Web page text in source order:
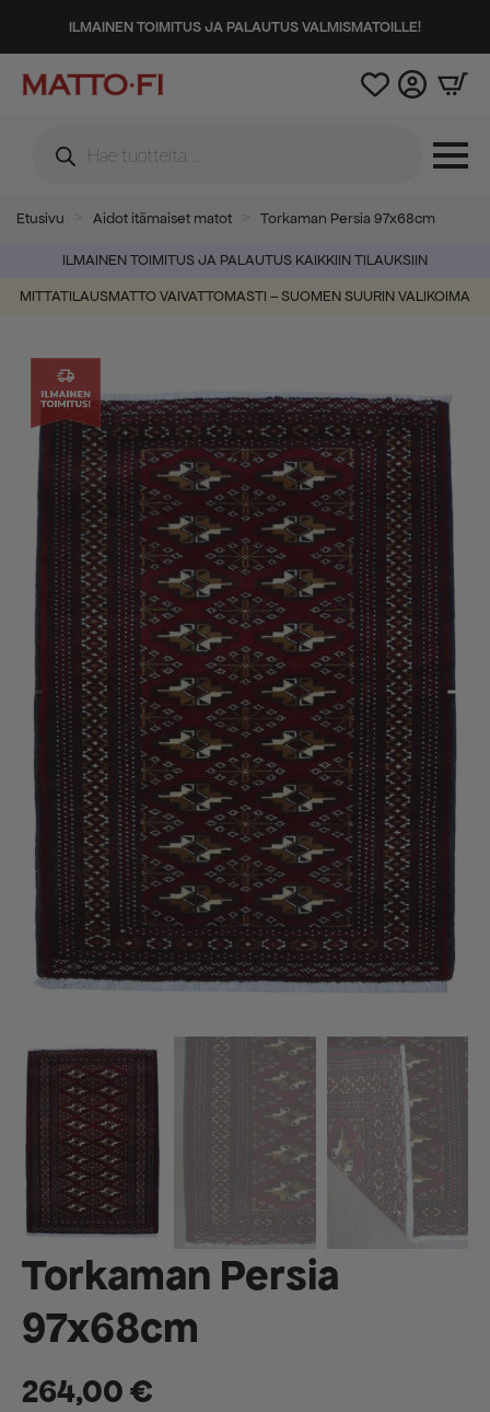
ILMAINEN TOIMITUS JA PALAUTUS VALMISMATOILLE!
search
Etusivu Aidot itämaiset matot Torkaman Persia 97x68cm
ILMAINEN TOIMITUS JA PALAUTUS KAIKKIIN TILAUKSIIN
MITTATILAUSMATTO VAIVATTOMASTI – SUOMEN SUURIN VALIKOIMA
Torkaman Persia
97x68cm
264,00€